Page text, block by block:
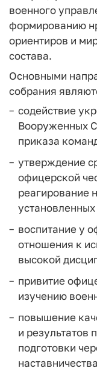
военного
формированию
ориентиров и
состава.
Основными
собрания
содействие
Вооруженных
приказа
утверждение
офицерской
реагирование
воспитание у
отношения к
высокой
привитие
изучению
повышение
и результатов
подготовки